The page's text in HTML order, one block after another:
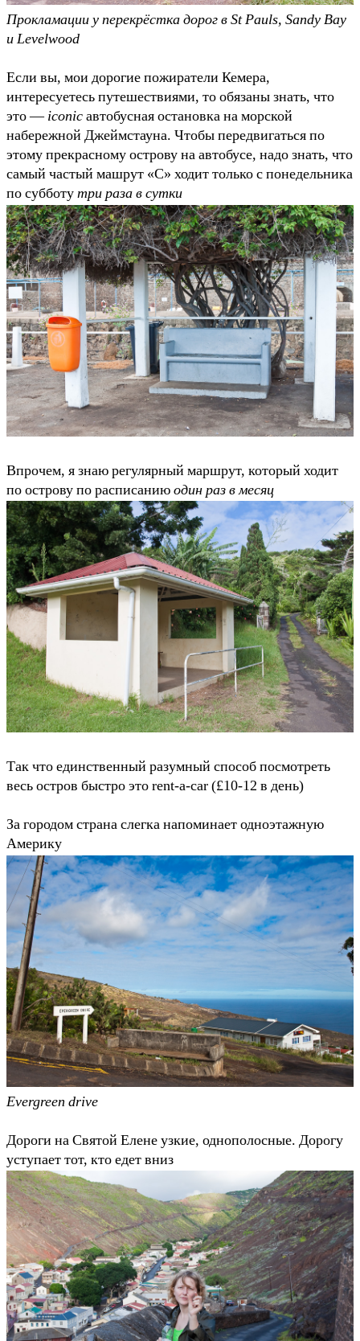
Прокламации у перекрёстка дорог в St Pauls, Sandy Bay
и Levelwood
Если вы, мои дорогие пожиратели Кемера,
интересуетесь путешествиями, то обязаны знать, что
это —iconicавтобусная остановка на морской
набережной Джеймстауна. Чтобы передвигаться по
этому прекрасному острову на автобусе, надо знать, что
самый частый машрут «C» ходит только с понедельника
по субботутри раза в сутки
Впрочем, я знаю регулярный маршрут, который ходит
по острову по расписаниюодин раз в месяц
Так что единственный разумный способ посмотреть
весь остров быстро это rent-a-car (£10-12 в день)
За городом страна слегка напоминает одноэтажную
Америку
Evergreen drive
Дороги на Святой Елене узкие, однополосные. Дорогу
уступает тот, кто едет вниз